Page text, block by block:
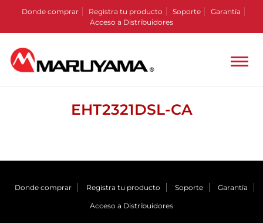
Donde comprar Registra tu producto Soporte
Garantía
Acceso a Distribuidores
EHT2321DSL-CA
Donde comprar Registra tu producto Soporte Garantía
Acceso a Distribuidores